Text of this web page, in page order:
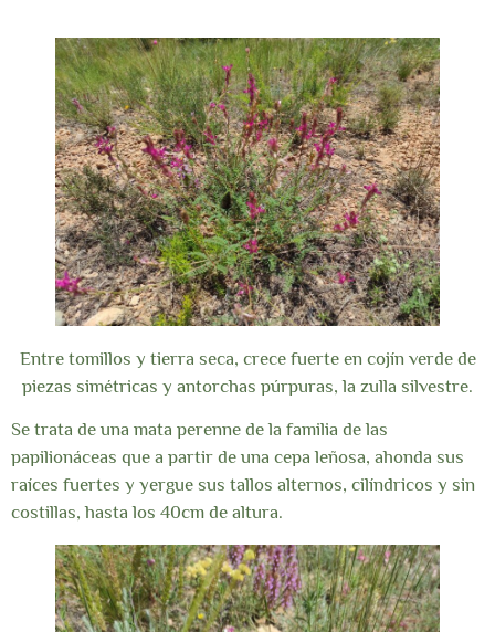
Entre tomillos y tierra seca, crece fuerte en cojín verde de
piezas simétricas y antorchas púrpuras, la zulla silvestre.
Se trata de una mata perenne de la familia de las
papilionáceas que a partir de una cepa leñosa, ahonda sus
raíces fuertes y yergue sus tallos alternos, cilíndricos y sin
costillas, hasta los 40cm de altura.